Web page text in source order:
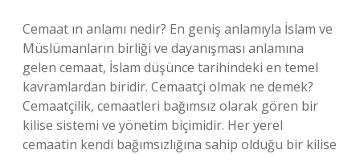
Cemaat ın anlamı nedir? En geniş anlamıyla İslam ve
Müslümanların birliği ve dayanışması anlamına
gelen cemaat, İslam düşünce tarihindeki en temel
kavramlardan biridir. Cemaatçi olmak ne demek?
Cemaatçilik, cemaatleri bağımsız olarak gören bir
kilise sistemi ve yönetim biçimidir. Her yerel
cemaatin kendi bağımsızlığına sahip olduğu bir kilise